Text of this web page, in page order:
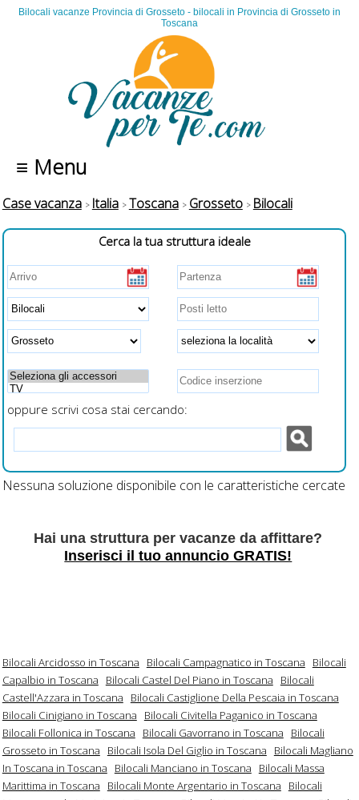
Bilocali vacanze Provincia di Grosseto - bilocali in Provincia di Grosseto in
Toscana
≡ Menu
Case vacanza Italia Toscana Grosseto Bilocali
Cerca la tua struttura ideale
oppure scrivi cosa stai cercando:
Nessuna soluzione disponibile con le caratteristiche cercate
Hai una struttura per vacanze da affittare?
Inserisci il tuo annuncio GRATIS!
Bilocali Arcidosso in Toscana Bilocali Campagnatico in Toscana
Bilocali
Capalbio in Toscana
Bilocali Castel Del Piano in Toscana
Bilocali
Castell'Azzara in Toscana
Bilocali Castiglione Della Pescaia in Toscana
Bilocali Cinigiano in Toscana
Bilocali Civitella Paganico in Toscana
Bilocali Follonica in Toscana
Bilocali Gavorrano in Toscana
Bilocali
Grosseto in Toscana
Bilocali Isola Del Giglio in Toscana
Bilocali Magliano
In Toscana in Toscana
Bilocali Manciano in Toscana
Bilocali Massa
Marittima in Toscana
Bilocali Monte Argentario in Toscana
Bilocali